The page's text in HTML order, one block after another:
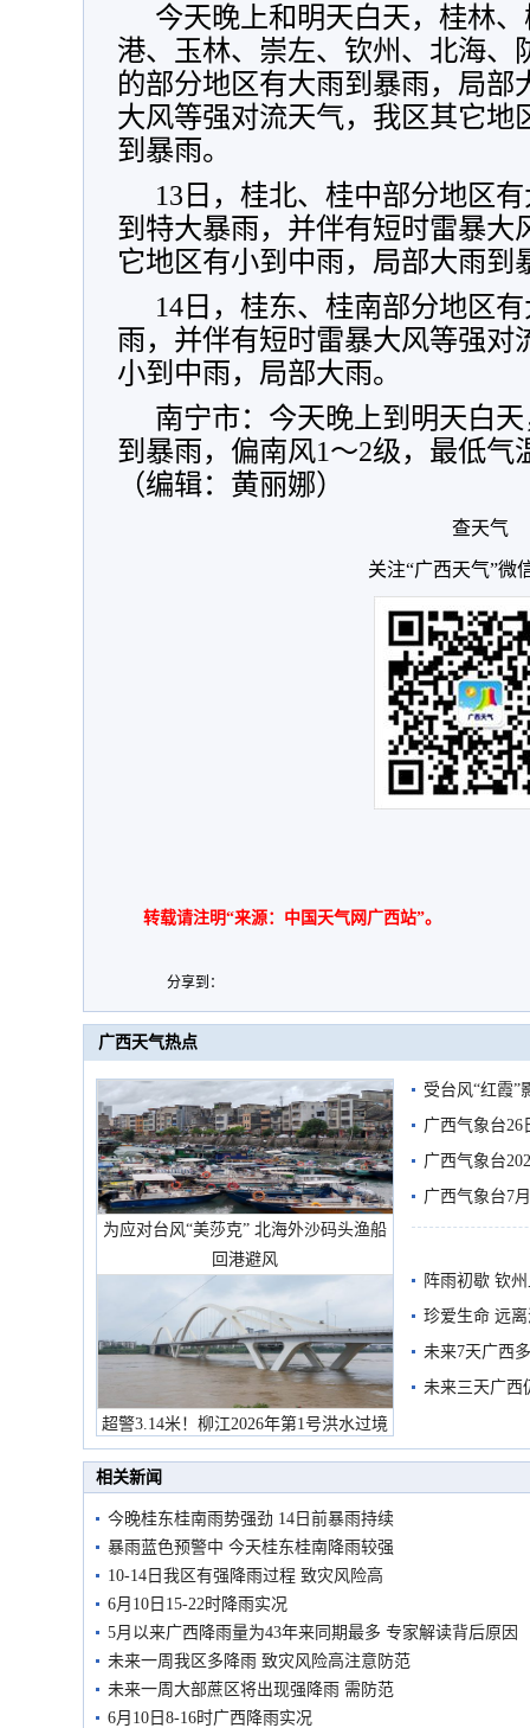
今天晚上和明天白天，桂林
港、玉林、崇左、钦州、北海、
的部分地区有大雨到暴雨，局部
大风等强对流天气，我区其它地
到暴雨。
13日，桂北、桂中部分地区
到特大暴雨，并伴有短时雷暴大
它地区有小到中雨，局部大雨到
14日，桂东、桂南部分地区
雨，并伴有短时雷暴大风等强对
小到中雨，局部大雨。
南宁市：今天晚上到明天白
到暴雨，偏南风1～2级，最低
（编辑：黄丽娜）
查天气
关注“广西天气”微
转载请注明“来源：中国天气网广西站”。
分享到：
广西天气热点
为应对台风“美莎克” 北海外沙码头渔船
回港避风
超警3.14米！柳江2026年第1号洪水过境
市民在堤岸见证汛况
受台风“红霞”
有较强降雨
广西气象台26
广西气象台
预警
广西气象台7
阵雨初歇 钦
珍爱生命 远
未来7天广西
未来三天广西
相关新闻
今晚桂东桂南雨势强劲 14日前暴雨持续
暴雨蓝色预警中 今天桂东桂南降雨较强
10-14日我区有强降雨过程 致灾风险高
6月10日15-22时降雨实况
5月以来广西降雨量为43年来同期最多 专家解读背后原因
未来一周我区多降雨 致灾风险高注意防范
未来一周大部蔗区将出现强降雨 需防范
6月10日8-16时广西降雨实况